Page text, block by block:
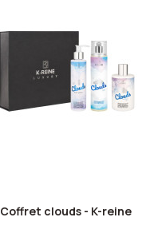
Coffret clouds - K-reine